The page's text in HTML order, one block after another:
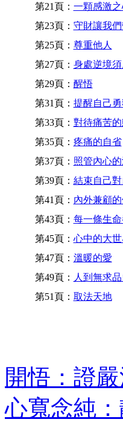
第21頁： 一顆感激
第23頁： 守財讓我
第25頁： 尊重他人
第27頁： 身處逆境
第29頁： 醒悟
第31頁： 提醒自己
第33頁： 對待痛苦
第35頁： 疼痛的自省
第37頁： 照管內心
第39頁： 結束自己
第41頁： 內外兼顧
第43頁： 每一條生
第45頁： 心中的大世
第47頁： 溫暖的愛
第49頁： 人到無求
第51頁： 取法天地
開悟：證
心寬念純